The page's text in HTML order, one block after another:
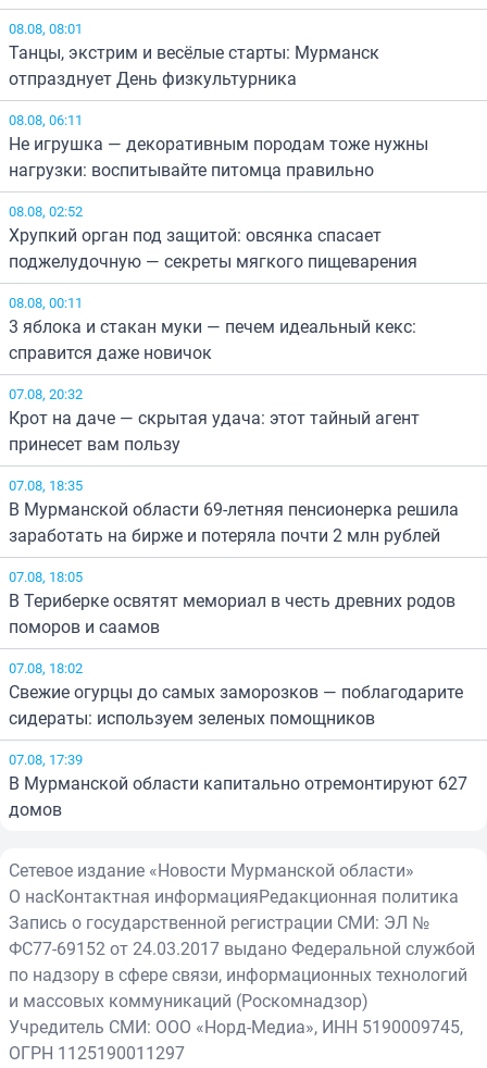
08.08, 08:01
Танцы, экстрим и весёлые старты: Мурманск
отпразднует День физкультурника
08.08, 06:11
Не игрушка — декоративным породам тоже нужны
нагрузки: воспитывайте питомца правильно
08.08, 02:52
Хрупкий орган под защитой: овсянка спасает
поджелудочную — секреты мягкого пищеварения
08.08, 00:11
3 яблока и стакан муки — печем идеальный кекс:
справится даже новичок
07.08, 20:32
Крот на даче — скрытая удача: этот тайный агент
принесет вам пользу
07.08, 18:35
В Мурманской области 69-летняя пенсионерка решила
заработать на бирже и потеряла почти 2 млн рублей
07.08, 18:05
В Териберке освятят мемориал в честь древних родов
поморов и саамов
07.08, 18:02
Свежие огурцы до самых заморозков — поблагодарите
сидераты: используем зеленых помощников
07.08, 17:39
В Мурманской области капитально отремонтируют 627
домов
Сетевое издание «Новости Мурманской области»
О насКонтактная информацияРедакционная политика
Запись о государственной регистрации СМИ: ЭЛ №
ФС77-69152 от 24.03.2017 выдано Федеральной службой
по надзору в сфере связи, информационных технологий
и массовых коммуникаций (Роскомнадзор)
Учредитель СМИ: ООО «Норд-Медиа», ИНН 5190009745,
ОГРН 1125190011297